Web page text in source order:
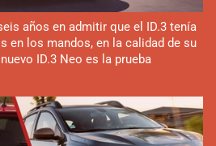
años en admitir que el ID.3 tenía
en los mandos, en la calidad de su
ID.3 Neo es la prueba